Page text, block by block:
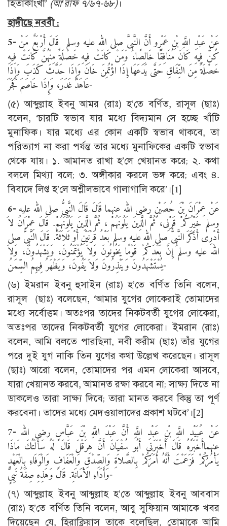
হিতাকাংখী’ (আ‘রাফ ৭/৬৭-৬৮)।
হাদীছে নববী :
5-عَنْ عَبْدِ اللَّهِ بْنِ عَمْرٍو أَنَّ النَّبِىَّ صلى الله عليه وسلم قَالَ أَرْبَعٌ مَنْ
كُنَّ فِيهِ كَانَ مُنَافِقًا خَالِصًا، وَمَنْ كَانَتْ فِيهِ خَصْلَةٌ مِنْهُنَّ كَانَتْ فِيهِ
خَصْلَةٌ مِنَ النِّفَاقِ حَتَّى يَدَعَهَا إِذَا اؤْتُمِنَ خَانَ وَإِذَا حَدَّثَ كَذَبَ وَإِذَا
عَاهَدَ غَدَرَ، وَإِذَا خَاصَمَ فَجَرَ-
(৫) আব্দুল্লাহ ইবনু আমর (রাঃ) হ’তে বর্ণিত, রাসূল (ছাঃ)
বলেন, ‘চারটি স্বভাব যার মধ্যে বিদ্যমান সে হচ্ছে খাঁটি
মুনাফিক। যার মধ্যে এর কোন একটি স্বভাব থাকবে, তা
পরিত্যাগ না করা পর্যন্ত তার মধ্যে মুনাফিকের একটি স্বভাব
থেকে যায়। ১. আমানত রাখা হ’লে খেয়ানত করে; ২. কথা
বললে মিথ্যা বলে; ৩. অঙ্গীকার করলে ভঙ্গ করে; এবং ৪.
বিবাদে লিপ্ত হ’লে অশ্লীলভাবে গালাগালি করে’।[1]
6-عَنْ عِمْرَانَ بْنَ حُصَيْنٍ رضى الله عنهما قَالَ قَالَ النَّبِىُّ صلى الله عليه
وسلم خَيْرُكُمْ قَرْنِى، ثُمَّ الَّذِينَ يَلُونَهُمْ ، ثُمَّ الَّذِينَ يَلُونَهُمْ. قَالَ عِمْرَانُ لاَ
أَدْرِى أَذَكَرَ النَّبِىُّ صلى الله عليه وسلم بَعْدُ قَرْنَيْنِ أَوْ ثَلاَثَةً. قَالَ النَّبِىُّ صلى
الله عليه وسلم إِنَّ بَعْدَكُمْ قَوْمًا يَخُونُونَ وَلاَ يُؤْتَمَنُونَ، وَيَشْهَدُونَ، وَلاَ
يُسْتَشْهَدُونَ وَيَنْذِرُونَ وَلاَ يَفُونَ، وَيَظْهَرُ فِيهِمُ السِّمَنُ-
(৬) ইমরান ইবনু হুসাইন (রাঃ) হ’তে বর্ণিত তিনি বলেন,
রাসূল (ছাঃ) বলেছেন, ‘আমার যুগের লোকেরাই তোমাদের
মধ্যে সর্বোত্তম। অতঃপর তাদের নিকটবর্তী যুগের লোকেরা,
অতঃপর তাদের নিকটবর্তী যুগের লোকেরা। ইমরান (রাঃ)
বলেন, আমি বলতে পারছিনা, নবী করীম (ছাঃ) তাঁর যুগের
পরে দুই যুগ নাকি তিন যুগের কথা উল্লেখ করেছেন। রাসূল
(ছাঃ) আরো বলেন, তোমাদের পর এমন লোকেরা আসবে,
যারা খেয়ানত করবে, আমানত রক্ষা করবে না; সাক্ষ্য দিতে না
ডাকলেও তারা সাক্ষ্য দিবে; তারা মানত করবে কিন্তু তা পূর্ণ
করবেনা। তাদের মধ্যে মেদওয়ালাদের প্রকাশ ঘটবে’।[2]
7-عَنْ عُبَيْدِ اللَّهِ بْنِ عَبْدِ اللَّهِ أَنَّ عَبْدَ اللَّهِ بْنَ عَبَّاسٍ رضى الله
عنهماأَخْبَرَهُ قَالَ أَخْبَرَنِى أَبُو سُفْيَانَ أَنَّ هِرَقْلَ قَالَ لَهُ سَأَلْتُكَ مَاذَا
يَأْمُرُكُمْ فَزَعَمْتَ أَنَّهُ أَمَرَكُمْ بِالصَّلاَةِ وَالصِّدْقِ وَالْعَفَافِ وَالْوَفَاءِ بِالْعَهْدِ
وَأَدَاءِ الأَمَانَةِ. قَالَ وَهَذِهِ صِفَةُ نَبِىًٍّ-
(৭) আব্দুল্লাহ ইবনু আব্দুল্লাহ হ’তে আব্দুল্লাহ ইবনু আববাস
(রাঃ) হ’তে বর্ণিত তিনি বলেন, আবু সুফিয়ান আমাকে খবর
দিয়েছেন যে, হিরাক্লিয়াস তাকে বলেছিল, তোমাকে আমি